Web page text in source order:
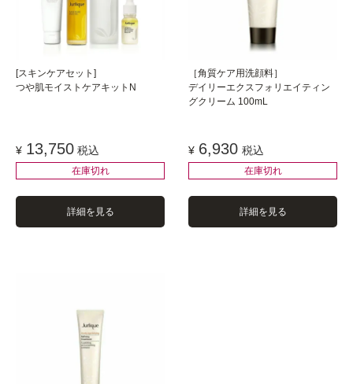
[スキンケアセット]
つや肌モイストケアキットN
¥ 13,750 税込
在庫切れ
詳細を見る
［角質ケア用洗顔料］
デイリーエクスフォリエイティン
グクリーム 100mL
¥ 6,930 税込
在庫切れ
詳細を見る